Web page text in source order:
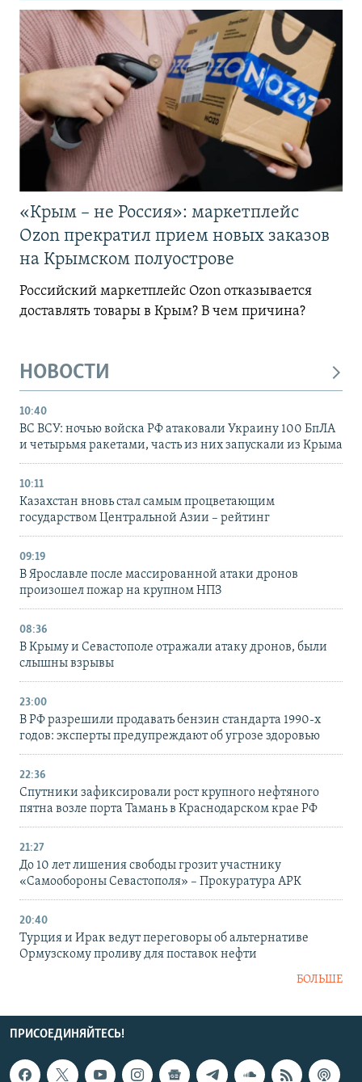
«Крым – не Россия»: маркетплейс
Ozon прекратил прием новых заказов
на Крымском полуострове
Российский маркетплейс Ozon отказывается
доставлять товары в Крым? В чем причина?
НОВОСТИ
10:40
ВС ВСУ: ночью войска РФ атаковали Украину 100 БпЛА
и четырьмя ракетами, часть из них запускали из Крыма
10:11
Казахстан вновь стал самым процветающим
государством Центральной Азии – рейтинг
09:19
В Ярославле после массированной атаки дронов
произошел пожар на крупном НПЗ
08:36
В Крыму и Севастополе отражали атаку дронов, были
слышны взрывы
23:00
В РФ разрешили продавать бензин стандарта 1990-х
годов: эксперты предупреждают об угрозе здоровью
22:36
Спутники зафиксировали рост крупного нефтяного
пятна возле порта Тамань в Краснодарском крае РФ
21:27
До 10 лет лишения свободы грозит участнику
«Самообороны Севастополя» – Прокуратура АРК
20:40
Турция и Ирак ведут переговоры об альтернативе
Ормузскому проливу для поставок нефти
БОЛЬШЕ
ПРИСОЕДИНЯЙТЕСЬ!